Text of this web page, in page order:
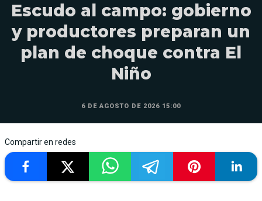
Escudo al campo: gobierno
y productores preparan un
plan de choque contra El
Niño
6 DE AGOSTO DE 2026 15:00
Compartir en redes